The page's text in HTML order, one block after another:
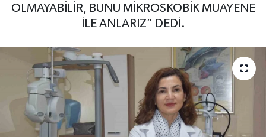
OLMAYABİLİR, BUNU MİKROSKOBİK MUAYENE
İLE ANLARIZ” DEDİ.